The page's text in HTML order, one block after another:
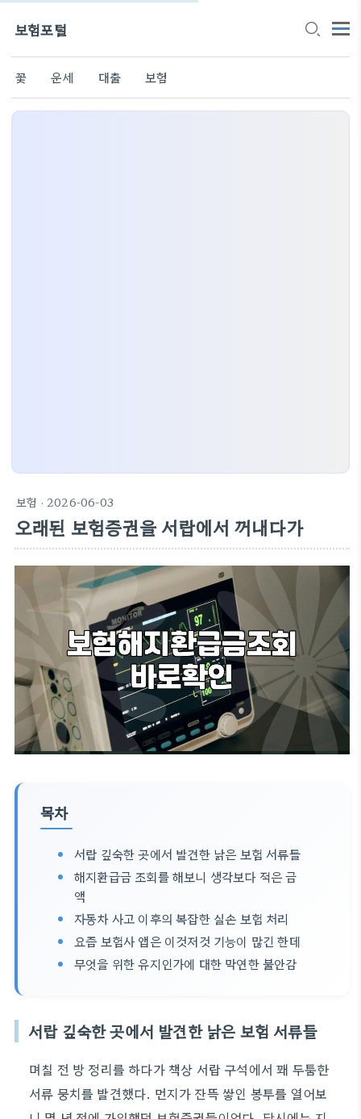
보험포털
꽃 운세 대출 보험
보험 · 2026-06-03
오래된 보험증권을 서랍에서 꺼내다가
목차
서랍 깊숙한 곳에서 발견한 낡은 보험 서류들
해지환급금 조회를 해보니 생각보다 적은 금
액
자동차 사고 이후의 복잡한 실손 보험 처리
요즘 보험사 앱은 이것저것 기능이 많긴 한데
무엇을 위한 유지인가에 대한 막연한 불안감
서랍 깊숙한 곳에서 발견한 낡은 보험 서류들
며칠 전 방 정리를 하다가 책상 서랍 구석에서 꽤 두툼한
서류 뭉치를 발견했다. 먼지가 잔뜩 쌓인 봉투를 열어보